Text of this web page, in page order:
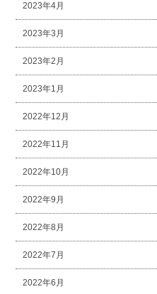
2023年4月
2023年3月
2023年2月
2023年1月
2022年12月
2022年11月
2022年10月
2022年9月
2022年8月
2022年7月
2022年6月